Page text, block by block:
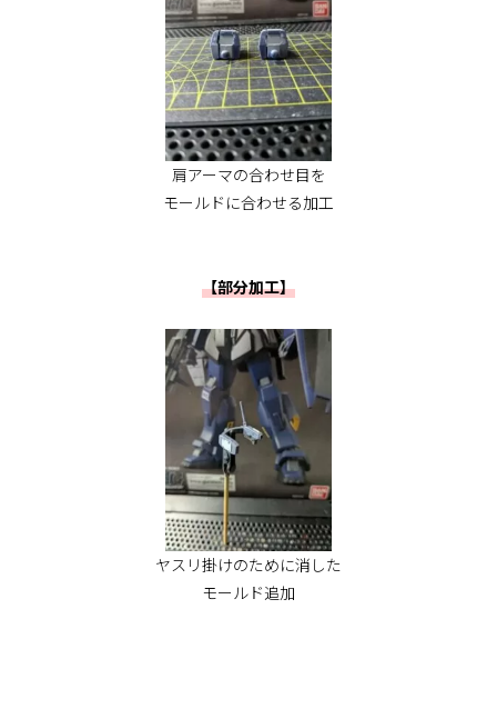
肩アーマの合わせ目を
モールドに合わせる加工
【部分加工】
ヤスリ掛けのために消した
モールド追加